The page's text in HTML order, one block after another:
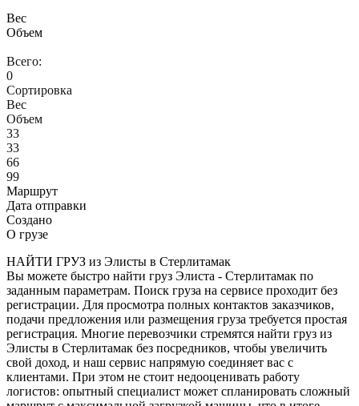
Вес
Объем
Всего:
0
Сортировка
Вес
Объем
33
33
66
99
Маршрут
Дата отправки
Создано
О грузе
НАЙТИ ГРУЗ из Элисты в Стерлитамак
Вы можете быстро найти груз Элиста - Стерлитамак по
заданным параметрам. Поиск груза на сервисе проходит без
регистрации. Для просмотра полных контактов заказчиков,
подачи предложения или размещения груза требуется простая
регистрация. Многие перевозчики стремятся найти груз из
Элисты в Стерлитамак без посредников, чтобы увеличить
свой доход, и наш сервис напрямую соединяет вас с
клиентами. При этом не стоит недооценивать работу
логистов: опытный специалист может спланировать сложный